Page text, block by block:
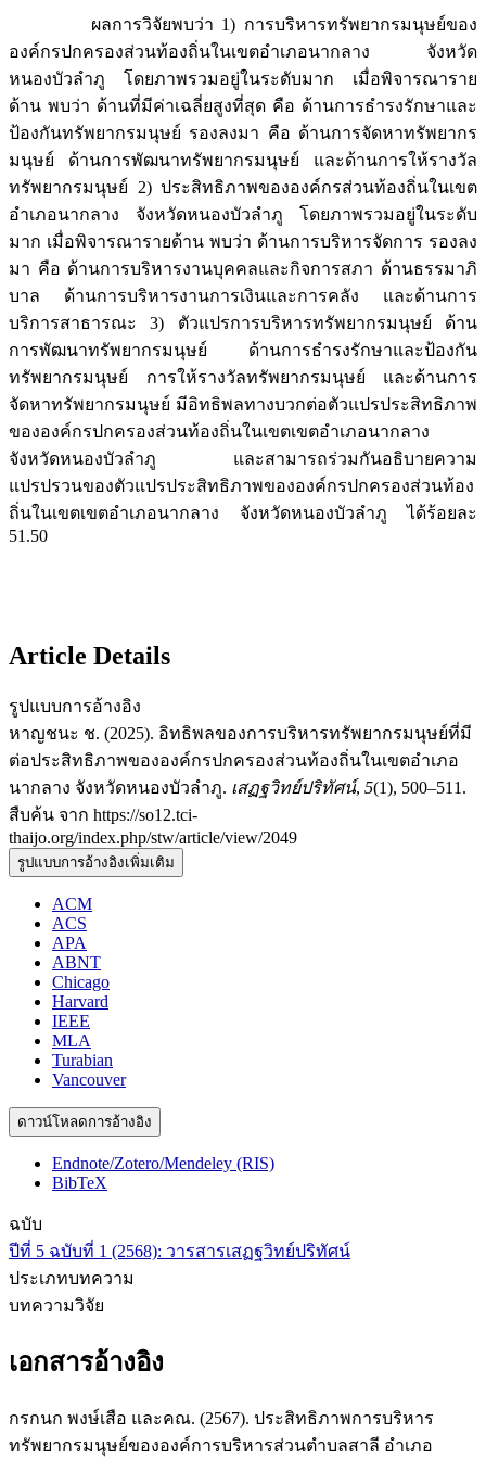
ผลการวิจัยพบว่า 1) การบริหารทรัพยากรมนุษย์ของ
องค์กรปกครองส่วนท้องถิ่นในเขตอำเภอนากลาง จังหวัด
หนองบัวลำภู โดยภาพรวมอยู่ในระดับมาก เมื่อพิจารณาราย
ด้าน พบว่า ด้านที่มีค่าเฉลี่ยสูงที่สุด คือ ด้านการธำรงรักษาและ
ป้องกันทรัพยากรมนุษย์ รองลงมา คือ ด้านการจัดหาทรัพยากร
มนุษย์ ด้านการพัฒนาทรัพยากรมนุษย์ และด้านการให้รางวัล
ทรัพยากรมนุษย์ 2) ประสิทธิภาพขององค์กรส่วนท้องถิ่นในเขต
อำเภอนากลาง จังหวัดหนองบัวลำภู โดยภาพรวมอยู่ในระดับ
มาก เมื่อพิจารณารายด้าน พบว่า ด้านการบริหารจัดการ รองลง
มา คือ ด้านการบริหารงานบุคคลและกิจการสภา ด้านธรรมาภิ
บาล ด้านการบริหารงานการเงินและการคลัง และด้านการ
บริการสาธารณะ 3) ตัวแปรการบริหารทรัพยากรมนุษย์ ด้าน
การพัฒนาทรัพยากรมนุษย์ ด้านการธำรงรักษาและป้องกัน
ทรัพยากรมนุษย์ การให้รางวัลทรัพยากรมนุษย์ และด้านการ
จัดหาทรัพยากรมนุษย์ มีอิทธิพลทางบวกต่อตัวแปรประสิทธิภาพ
ขององค์กรปกครองส่วนท้องถิ่นในเขตเขตอำเภอนากลาง
จังหวัดหนองบัวลำภู และสามารถร่วมกันอธิบายความ
แปรปรวนของตัวแปรประสิทธิภาพขององค์กรปกครองส่วนท้อง
ถิ่นในเขตเขตอำเภอนากลาง จังหวัดหนองบัวลำภู ได้ร้อยละ
51.50
Article Details
รูปแบบการอ้างอิง
หาญชนะ ช. (2025). อิทธิพลของการบริหารทรัพยากรมนุษย์ที่มี
ต่อประสิทธิภาพขององค์กรปกครองส่วนท้องถิ่นในเขตอำเภอ
นากลาง จังหวัดหนองบัวลำภู. เสฏฐวิทย์ปริทัศน์, 5(1), 500–511.
สืบค้น จาก https://so12.tci-
thaijo.org/index.php/stw/article/view/2049
รูปแบบการอ้างอิงเพิ่มเติม
ACM
ACS
APA
ABNT
Chicago
Harvard
IEEE
MLA
Turabian
Vancouver
ดาวน์โหลดการอ้างอิง
Endnote/Zotero/Mendeley (RIS)
BibTeX
ฉบับ
ปีที่ 5 ฉบับที่ 1 (2568): วารสารเสฏฐวิทย์ปริทัศน์
ประเภทบทความ
บทความวิจัย
เอกสารอ้างอิง
กรกนก พงษ์เสือ และคณ. (2567). ประสิทธิภาพการบริหาร
ทรัพยากรมนุษย์ขององค์การบริหารส่วนตำบลสาลี อำเภอ